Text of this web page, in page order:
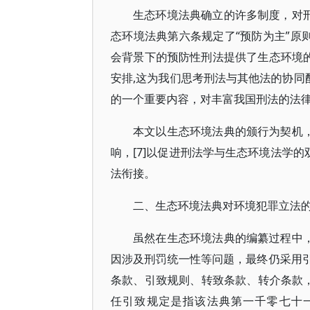
生态环境法典确立的许多制度，对
态环境法典第六条规定了“预防为主”
会背景下的预防性刑法提供了生态环
安排,这为我们思考刑法与其他法的协
的一个重要内容，对丰富我国刑法的法
本文以生态环境法典的颁行为契机
响，[7]以促进刑法学与生态环境法学
法衔接。
二、生态环境法典对环境犯罪立法
虽然在生态环境法典的编纂过程中
因涉及刑罚统一性等问题，最终仍采
条款、引致规则、转致条款、转介条款
任引致规定是指该法典第一千零七十